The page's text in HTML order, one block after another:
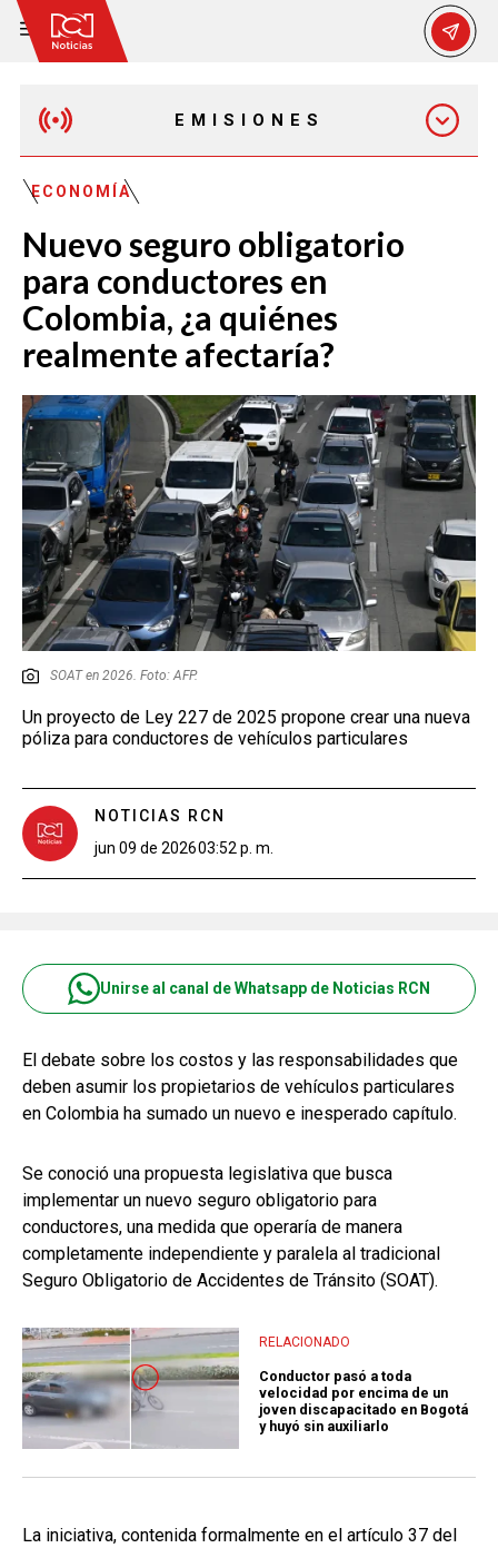
EMISIONES
EMISIÓN 12:30 PM
EMISIÓN 7:00 PM
EMISIÓN 11:30 PM
ECONOMÍA
Nuevo seguro obligatorio
para conductores en
Colombia, ¿a quiénes
realmente afectaría?
SOAT en 2026. Foto: AFP.
Un proyecto de Ley 227 de 2025 propone crear una nueva
póliza para conductores de vehículos particulares
NOTICIAS RCN
jun 09 de 202603:52 p. m.
Unirse al canal de Whatsapp de Noticias RCN
El debate sobre los costos y las responsabilidades que
deben asumir los propietarios de vehículos particulares
en Colombia ha sumado un nuevo e inesperado capítulo.
Se conoció una propuesta legislativa que busca
implementar un nuevo seguro obligatorio para
conductores, una medida que operaría de manera
completamente independiente y paralela al tradicional
Seguro Obligatorio de Accidentes de Tránsito (SOAT).
RELACIONADO
Conductor pasó a toda
velocidad por encima de un
joven discapacitado en Bogotá
y huyó sin auxiliarlo
La iniciativa, contenida formalmente en el artículo 37 del